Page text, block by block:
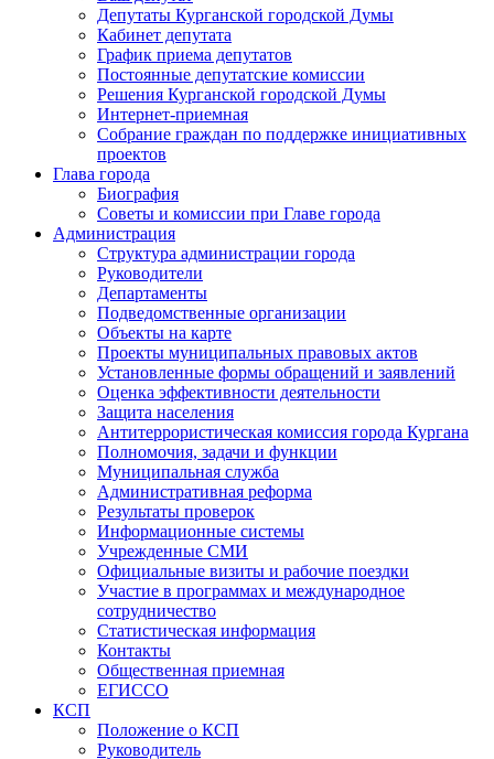
Депутаты Курганской городской Думы
Кабинет депутата
График приема депутатов
Постоянные депутатские комиссии
Решения Курганской городской Думы
Интернет-приемная
Собрание граждан по поддержке инициативных
проектов
Глава города
Биография
Советы и комиссии при Главе города
Администрация
Структура администрации города
Руководители
Департаменты
Подведомственные организации
Объекты на карте
Проекты муниципальных правовых актов
Установленные формы обращений и заявлений
Оценка эффективности деятельности
Защита населения
Антитеррористическая комиссия города Кургана
Полномочия, задачи и функции
Муниципальная служба
Административная реформа
Результаты проверок
Информационные системы
Учрежденные СМИ
Официальные визиты и рабочие поездки
Участие в программах и международное
сотрудничество
Статистическая информация
Контакты
Общественная приемная
ЕГИССО
КСП
Положение о КСП
Руководитель